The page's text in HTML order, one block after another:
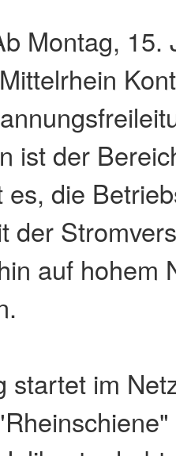
Montag, 15.
ist der
die
der
auf hohem
startet im